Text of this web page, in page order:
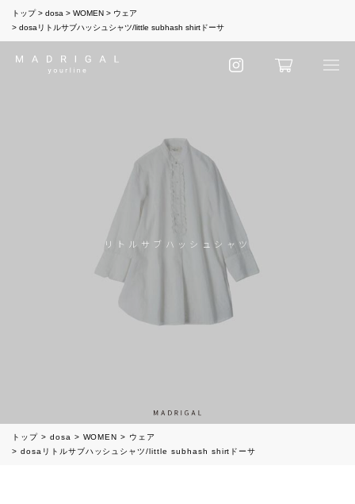
トップ dosa WOMEN
ウェア
dosaリトルサブハッシュシャツ/little subhash shirtドーサ
リトルサブハッシュシャツ
トップ dosa WOMEN
ウェア
dosaリトルサブハッシュシャツ/little subhash shirtドーサ